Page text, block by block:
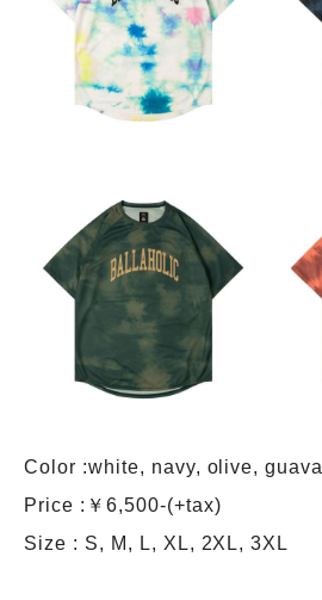
Color :white, navy, olive, guava
Price :￥6,500-(+tax)
Size : S, M, L, XL, 2XL, 3XL